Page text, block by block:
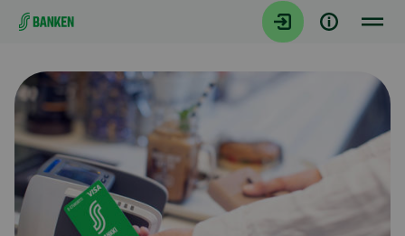
Gå direkt till innehållet
Artiklar